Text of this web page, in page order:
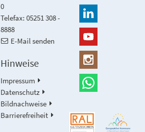
0
Telefax: 05251 308 -
8888
E-Mail senden
Hinweise
Impressum
Datenschutz
Bildnachweise
Barrierefreiheit